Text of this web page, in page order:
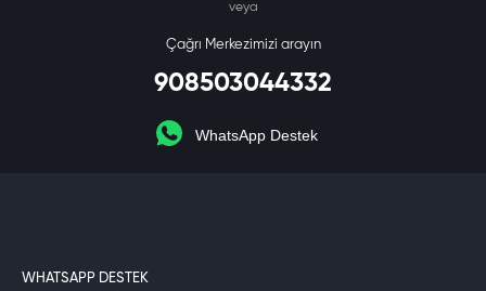
veya
Çağrı Merkezimizi arayın
908503044332
WhatsApp Destek
WHATSAPP DESTEK